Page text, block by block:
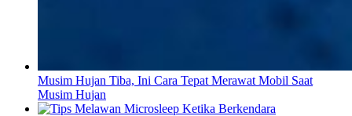
Musim Hujan Tiba, Ini Cara Tepat Merawat Mobil Saat
Musim Hujan